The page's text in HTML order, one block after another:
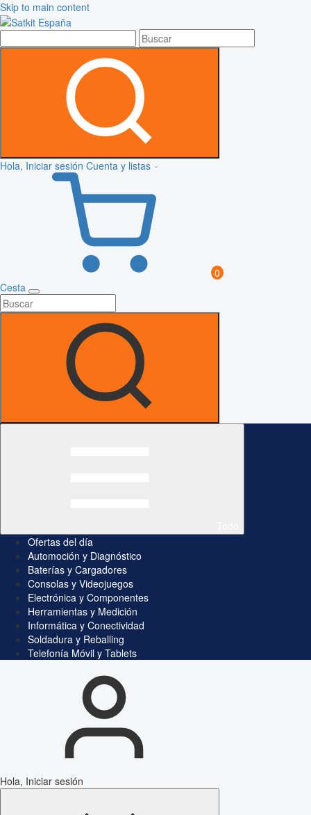
Skip to main content
Hola, Iniciar sesión Cuenta y listas
0
Cesta
Ofertas del día
Automoción y Diagnóstico
Baterías y Cargadores
Consolas y Videojuegos
Electrónica y Componentes
Herramientas y Medición
Informática y Conectividad
Soldadura y Reballing
Telefonía Móvil y Tablets
Hola, Iniciar sesión